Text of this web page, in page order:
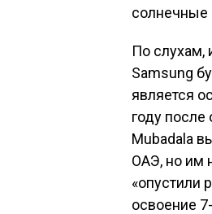
солнечные
По слухам,
Samsung
является
году после
Mubadala
ОАЭ, но им
«опустили
освоение